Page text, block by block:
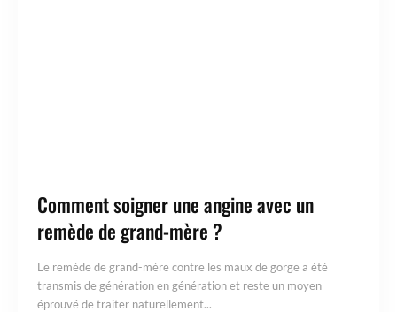
Comment soigner une angine avec un
remède de grand-mère ?
Le remède de grand-mère contre les maux de gorge a été
transmis de génération en génération et reste un moyen
éprouvé de traiter naturellement...